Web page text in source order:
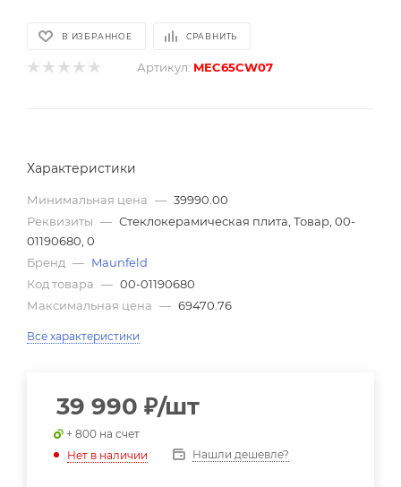
В ИЗБРАННОЕ СРАВНИТЬ
Артикул: MEC65CW07
Характеристики
Минимальная цена — 39990.00
Реквизиты — Стеклокерамическая плита, Товар, 00-
01190680, 0
Бренд — Maunfeld
Код товара — 00-01190680
Максимальная цена — 69470.76
Все характеристики
39 990 ₽/шт
+ 800 на счет
Нет в наличии
Нашли дешевле?